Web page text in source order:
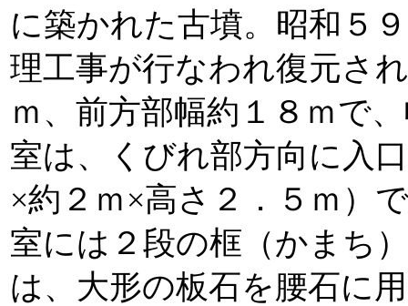
に築かれた古墳。昭和５
理工事が行なわれ復元さ
ｍ、前方部幅約１８ｍで
室は、くびれ部方向に入
×約２ｍ×高さ２．５ｍ）
室には２段の框（かまち
は、大形の板石を腰石に